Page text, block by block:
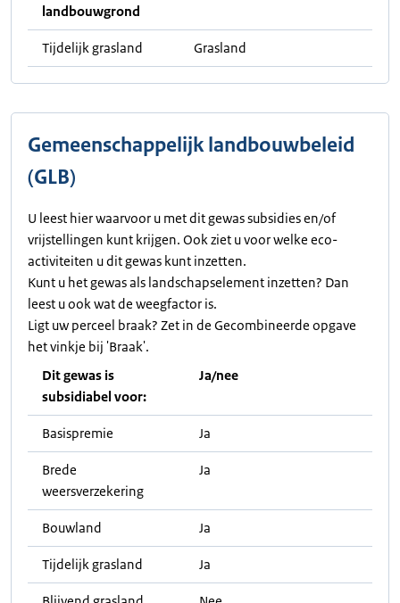
landbouwgrond
Tijdelijk grasland Grasland
Gemeenschappelijk landbouwbeleid
(GLB)
U leest hier waarvoor u met dit gewas subsidies en/of
vrijstellingen kunt krijgen. Ook ziet u voor welke eco-
activiteiten u dit gewas kunt inzetten.
Kunt u het gewas als landschapselement inzetten? Dan
leest u ook wat de weegfactor is.
Ligt uw perceel braak? Zet in de Gecombineerde opgave
het vinkje bij 'Braak'.
Dit gewas is
subsidiabel voor:
Ja/nee
Basispremie Ja
Brede
weersverzekering
Ja
Bouwland Ja
Tijdelijk grasland Ja